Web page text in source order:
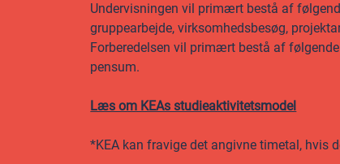
Undervisningen vil primært bestå af
gruppearbejde, virksomhedsbesøg,
Forberedelsen vil primært bestå af
pensum.
Læs om KEAs studieaktivitetsmodel
*KEA kan fravige det angivne timetal, hvis